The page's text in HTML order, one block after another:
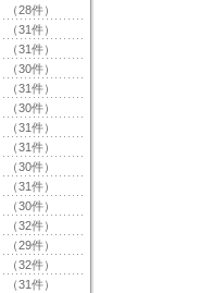
（28件）
（31件）
（31件）
（30件）
（31件）
（30件）
（31件）
（31件）
（30件）
（31件）
（30件）
（32件）
（29件）
（32件）
（31件）